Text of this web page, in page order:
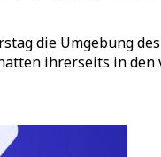
die Umgebung
ihrerseits in den